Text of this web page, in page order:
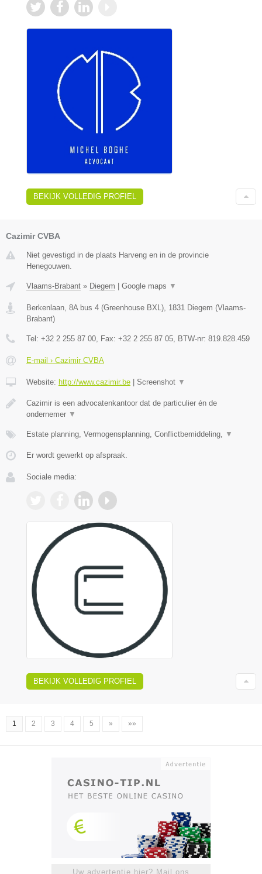
BEKIJK VOLLEDIG PROFIEL
Cazimir CVBA
Niet gevestigd in de plaats Harveng en in de provincie
Henegouwen.
Vlaams-Brabant » Diegem | Google maps ▼
Berkenlaan, 8A bus 4 (Greenhouse BXL) 1831 Diegem (Vlaams-
Brabant)
Tel: +32 2 255 87 00 , Fax: +32 2 255 87 05 , BTW-nr: 819.828.459
E-mail › Cazimir CVBA
Website: http://www.cazimir.be | Screenshot ▼
Cazimir is een advocatenkantoor dat de particulier én de
ondernemer ▼
Estate planning, Vermogensplanning, Conflictbemiddeling, ▼
Er wordt gewerkt op afspraak.
Sociale media:
BEKIJK VOLLEDIG PROFIEL
1 2 3 4 5 » »»
Uw advertentie hier? Mail ons